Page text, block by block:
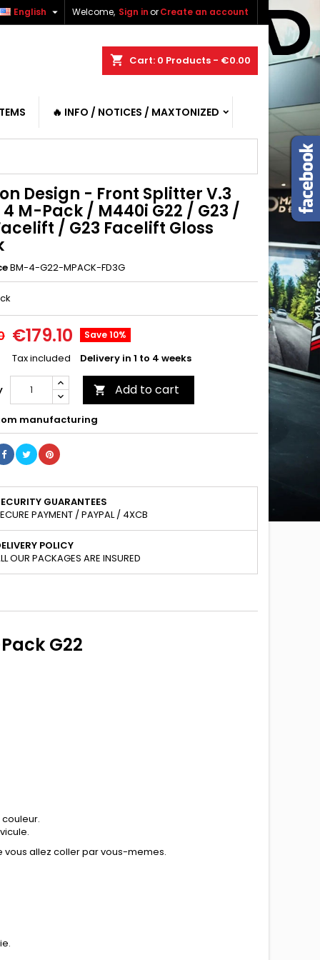
Welcome, Sign inorCreate an account
English 
shopping_cart Cart: 0 Products - €0.00
🔥 INFO / NOTICES / MAXTONIZED
Design - Front Splitter V.3
4 M-Pack / M440i G22 / G23 /
/ G23 Facelift Gloss
BM-4-G22-MPACK-FD3G
€179.10 Save 10%
Tax included Delivery in 1 to 4 weeks
 Add to cart
manufacturing
GUARANTEES
PAYMENT / PAYPAL / 4XCB
POLICY
OUR PACKAGES ARE INSURED
G22
vous allez coller par vous-memes.